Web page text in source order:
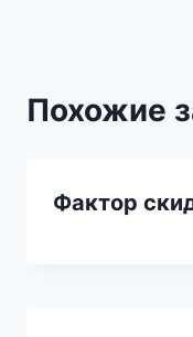
Похожие
Фактор